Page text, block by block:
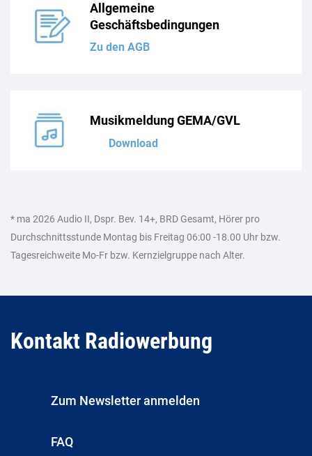
Allgemeine
Geschäftsbedingungen
Zu den AGB
Musikmeldung GEMA/GVL
Download
* ma 2026 Audio II, Dspr. Bev. 14+, BRD Gesamt, Hörer pro
Durchschnittsstunde Montag bis Freitag 06:00 -18.00 Uhr bzw.
Tagesreichweite Mo-Fr bzw. Kernzielgruppe nach Alter.
Kontakt Radiowerbung
Zum Newsletter anmelden
FAQ